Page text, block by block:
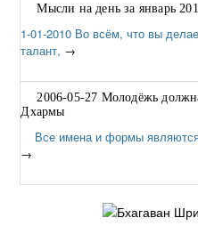
Мысли на день за январь
1-01-2010 Во всём, что вы
талант, →
2006-05-27 Молодёжь
Дхармы
Все имена и формы являются
→